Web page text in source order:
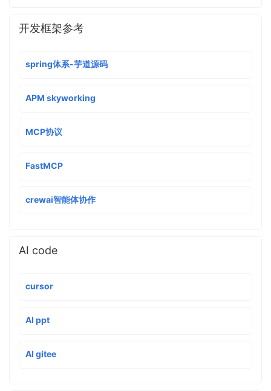
开发框架参考
spring体系-芋道源码
APM skyworking
MCP协议
FastMCP
crewai智能体协作
AI code
cursor
AI ppt
AI gitee